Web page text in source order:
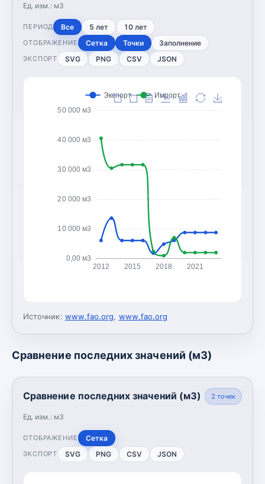
Ед. изм.: м3
ПЕРИОД Все 5 лет 10 лет
ОТОБРАЖЕНИЕ Сетка Точки Заполнение
ЭКСПОРТ SVG PNG CSV JSON
0,00 м3
10 000 м3
20 000 м3
30 000 м3
40 000 м3
50 000 м3
2012 2015 2018 2021
Экспорт Импорт
Источник: www.fao.org, www.fao.org
Сравнение последних значений (м3)
Сравнение последних значений (м3)
Ед. изм.: м3
2 точек
ОТОБРАЖЕНИЕ Сетка
ЭКСПОРТ SVG PNG CSV JSON